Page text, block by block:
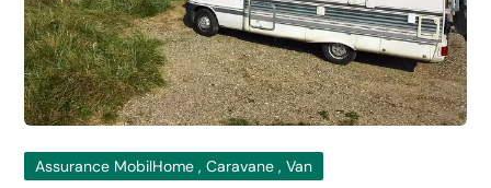
Assurance MobilHome , Caravane , Van